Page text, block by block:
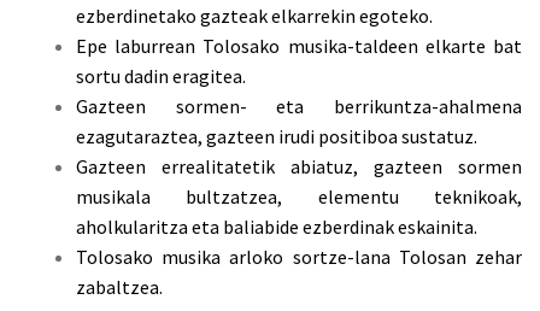
ezberdinetako gazteak elkarrekin egoteko.
Epe laburrean Tolosako musika-taldeen elkarte bat
sortu dadin eragitea.
Gazteen sormen- eta berrikuntza-ahalmena
ezagutaraztea, gazteen irudi positiboa sustatuz.
Gazteen errealitatetik abiatuz, gazteen sormen
musikala bultzatzea, elementu teknikoak,
aholkularitza eta baliabide ezberdinak eskainita.
Tolosako musika arloko sortze-lana Tolosan zehar
zabaltzea.